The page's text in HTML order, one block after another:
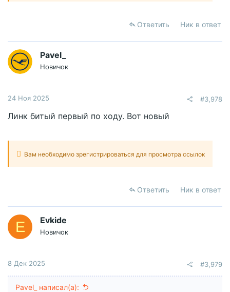
Ответить Ник в ответ
Pavel_
Новичок
24 Ноя 2025 #3,978
Линк битый первый по ходу. Вот новый
Вам необходимо зрегистрироваться для просмотра ссылок
Ответить Ник в ответ
E Evkide
Новичок
8 Дек 2025 #3,979
Pavel_ написал(а):